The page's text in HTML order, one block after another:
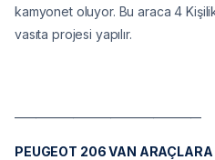
kamyonet oluyor. Bu araca 4
vasıta projesi yapılır.
PEUGEOT 206 VAN